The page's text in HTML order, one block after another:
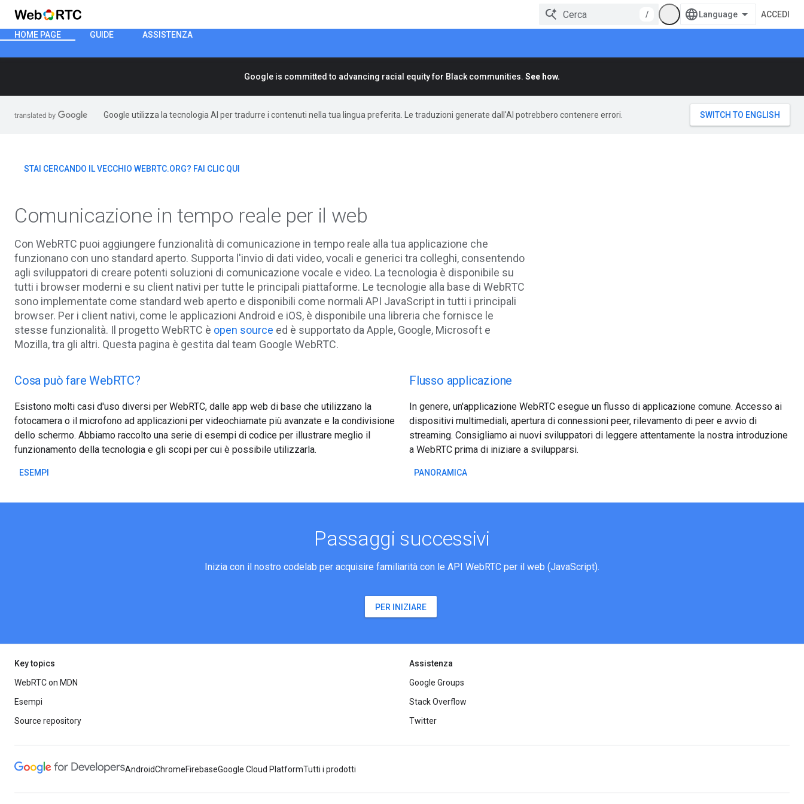
/ ACCEDI
HOME PAGE GUIDE ASSISTENZA
Google is committed to advancing racial equity for Black communities. See how.
Google utilizza la tecnologia AI per tradurre i contenuti nella tua lingua preferita. Le traduzioni generate dall'AI potrebbero contenere errori.
STAI CERCANDO IL VECCHIO WEBRTC.ORG? FAI CLIC QUI
Comunicazione in tempo reale per il web
Con WebRTC puoi aggiungere funzionalità di comunicazione in tempo reale alla tua applicazione che
funzionano con uno standard aperto. Supporta l'invio di dati video, vocali e generici tra colleghi, consentendo
agli sviluppatori di creare potenti soluzioni di comunicazione vocale e video. La tecnologia è disponibile su
tutti i browser moderni e su client nativi per tutte le principali piattaforme. Le tecnologie alla base di WebRTC
sono implementate come standard web aperto e disponibili come normali API JavaScript in tutti i principali
browser. Per i client nativi, come le applicazioni Android e iOS, è disponibile una libreria che fornisce le
stesse funzionalità. Il progetto WebRTC è open source ed è supportato da Apple, Google, Microsoft e
Mozilla, tra gli altri. Questa pagina è gestita dal team Google WebRTC.
Cosa può fare WebRTC?
Esistono molti casi d'uso diversi per WebRTC, dalle app web di base che utilizzano la
fotocamera o il microfono ad applicazioni per videochiamate più avanzate e la condivisione
dello schermo. Abbiamo raccolto una serie di esempi di codice per illustrare meglio il
funzionamento della tecnologia e gli scopi per cui è possibile utilizzarla.
ESEMPI
Flusso applicazione
In genere, un'applicazione WebRTC esegue un flusso di applicazione comune. Accesso ai
dispositivi multimediali, apertura di connessioni peer, rilevamento di peer e avvio di
streaming. Consigliamo ai nuovi sviluppatori di leggere attentamente la nostra introduzione
a WebRTC prima di iniziare a svilupparsi.
PANORAMICA
Passaggi successivi
Inizia con il nostro codelab per acquisire familiarità con le API WebRTC per il web (JavaScript).
PER INIZIARE
Key topics
WebRTC on MDN
Esempi
Source repository
Assistenza
Google Groups
Stack Overflow
Twitter
AndroidChromeFirebaseGoogle Cloud PlatformTutti i prodotti